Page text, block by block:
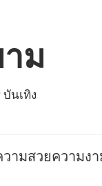
ม
นเทิง
วามสวยความง